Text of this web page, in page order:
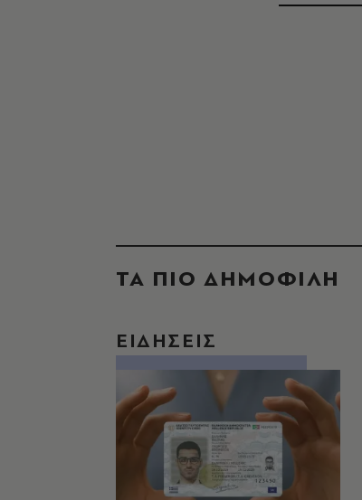
ΤΑ ΠΙΟ ΔΗΜΟΦΙΛΗ
ΕΙΔΗΣΕΙΣ